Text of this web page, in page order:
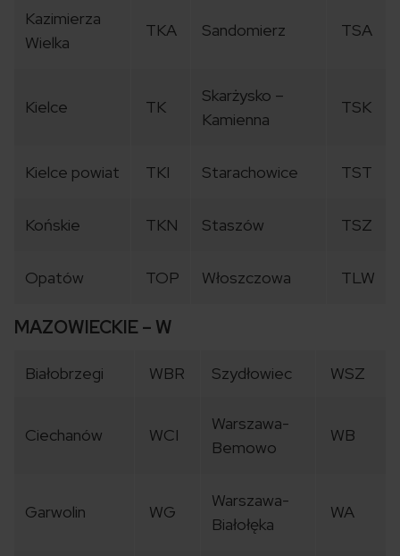
Kazimierza
Wielka
TKA Sandomierz TSA
Kielce TK
Skarżysko –
Kamienna
TSK
Kielce powiat TKI Starachowice TST
Końskie TKN Staszów TSZ
Opatów TOP Włoszczowa TLW
MAZOWIECKIE – W
Białobrzegi WBR Szydłowiec WSZ
Ciechanów WCI
Warszawa-
Bemowo
WB
Garwolin WG
Warszawa-
Białołęka
WA